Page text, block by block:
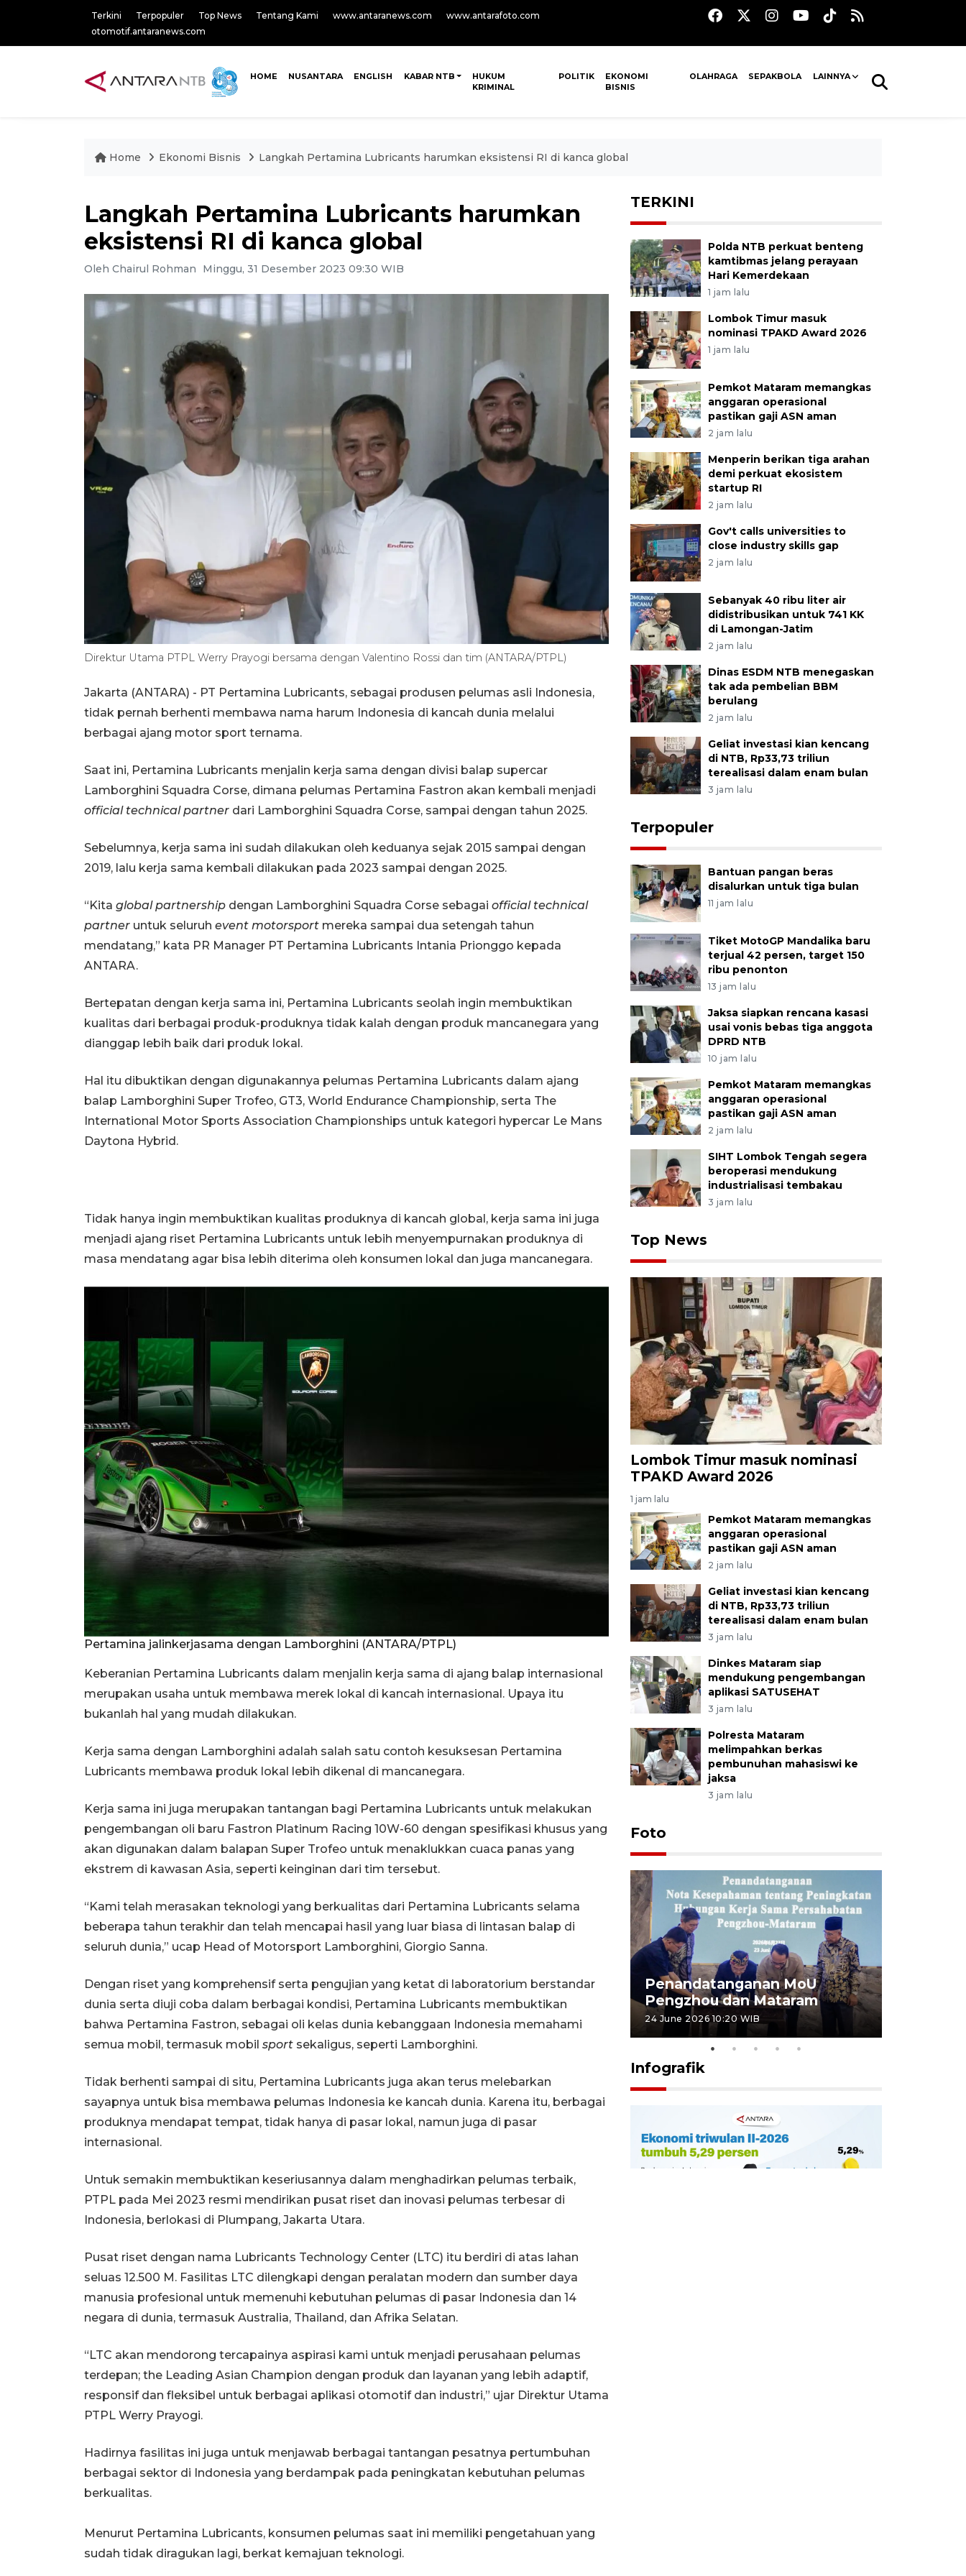
Terkini Terpopuler Top News Tentang Kami www.antaranews.com
www.antarafoto.com
otomotif.antaranews.com
HOME NUSANTARA ENGLISH KABAR NTB
HUKUM
KRIMINAL
POLITIK
EKONOMI
BISNIS
OLAHRAGA SEPAKBOLA LAINNYA
Home Ekonomi Bisnis Langkah Pertamina Lubricants harumkan eksistensi RI di kanca global
Langkah Pertamina Lubricants harumkan
eksistensi RI di kanca global
Oleh Chairul Rohman Minggu, 31 Desember 2023 09:30 WIB
Direktur Utama PTPL Werry Prayogi bersama dengan Valentino Rossi dan tim (ANTARA/PTPL)
Jakarta (ANTARA) - PT Pertamina Lubricants, sebagai produsen pelumas asli Indonesia,
tidak pernah berhenti membawa nama harum Indonesia di kancah dunia melalui
berbagai ajang motor sport ternama.
Saat ini, Pertamina Lubricants menjalin kerja sama dengan divisi balap supercar
Lamborghini Squadra Corse, dimana pelumas Pertamina Fastron akan kembali menjadi
official technical partner dari Lamborghini Squadra Corse, sampai dengan tahun 2025.
Sebelumnya, kerja sama ini sudah dilakukan oleh keduanya sejak 2015 sampai dengan
2019, lalu kerja sama kembali dilakukan pada 2023 sampai dengan 2025.
“Kita global partnership dengan Lamborghini Squadra Corse sebagai official technical
partner untuk seluruh event motorsport mereka sampai dua setengah tahun
mendatang,” kata PR Manager PT Pertamina Lubricants Intania Prionggo kepada
ANTARA.
Bertepatan dengan kerja sama ini, Pertamina Lubricants seolah ingin membuktikan
kualitas dari berbagai produk-produknya tidak kalah dengan produk mancanegara yang
dianggap lebih baik dari produk lokal.
Hal itu dibuktikan dengan digunakannya pelumas Pertamina Lubricants dalam ajang
balap Lamborghini Super Trofeo, GT3, World Endurance Championship, serta The
International Motor Sports Association Championships untuk kategori hypercar Le Mans
Daytona Hybrid.
Tidak hanya ingin membuktikan kualitas produknya di kancah global, kerja sama ini juga
menjadi ajang riset Pertamina Lubricants untuk lebih menyempurnakan produknya di
masa mendatang agar bisa lebih diterima oleh konsumen lokal dan juga mancanegara.
Pertamina jalinkerjasama dengan Lamborghini (ANTARA/PTPL)
Keberanian Pertamina Lubricants dalam menjalin kerja sama di ajang balap internasional
merupakan usaha untuk membawa merek lokal di kancah internasional. Upaya itu
bukanlah hal yang mudah dilakukan.
Kerja sama dengan Lamborghini adalah salah satu contoh kesuksesan Pertamina
Lubricants membawa produk lokal lebih dikenal di mancanegara.
Kerja sama ini juga merupakan tantangan bagi Pertamina Lubricants untuk melakukan
pengembangan oli baru Fastron Platinum Racing 10W-60 dengan spesifikasi khusus yang
akan digunakan dalam balapan Super Trofeo untuk menaklukkan cuaca panas yang
ekstrem di kawasan Asia, seperti keinginan dari tim tersebut.
“Kami telah merasakan teknologi yang berkualitas dari Pertamina Lubricants selama
beberapa tahun terakhir dan telah mencapai hasil yang luar biasa di lintasan balap di
seluruh dunia,” ucap Head of Motorsport Lamborghini, Giorgio Sanna.
Dengan riset yang komprehensif serta pengujian yang ketat di laboratorium berstandar
dunia serta diuji coba dalam berbagai kondisi, Pertamina Lubricants membuktikan
bahwa Pertamina Fastron, sebagai oli kelas dunia kebanggaan Indonesia memahami
semua mobil, termasuk mobil sport sekaligus, seperti Lamborghini.
Tidak berhenti sampai di situ, Pertamina Lubricants juga akan terus melebarkan
sayapnya untuk bisa membawa pelumas Indonesia ke kancah dunia. Karena itu, berbagai
produknya mendapat tempat, tidak hanya di pasar lokal, namun juga di pasar
internasional.
Untuk semakin membuktikan keseriusannya dalam menghadirkan pelumas terbaik,
PTPL pada Mei 2023 resmi mendirikan pusat riset dan inovasi pelumas terbesar di
Indonesia, berlokasi di Plumpang, Jakarta Utara.
Pusat riset dengan nama Lubricants Technology Center (LTC) itu berdiri di atas lahan
seluas 12.500 M. Fasilitas LTC dilengkapi dengan peralatan modern dan sumber daya
manusia profesional untuk memenuhi kebutuhan pelumas di pasar Indonesia dan 14
negara di dunia, termasuk Australia, Thailand, dan Afrika Selatan.
“LTC akan mendorong tercapainya aspirasi kami untuk menjadi perusahaan pelumas
terdepan; the Leading Asian Champion dengan produk dan layanan yang lebih adaptif,
responsif dan fleksibel untuk berbagai aplikasi otomotif dan industri,” ujar Direktur Utama
PTPL Werry Prayogi.
Hadirnya fasilitas ini juga untuk menjawab berbagai tantangan pesatnya pertumbuhan
berbagai sektor di Indonesia yang berdampak pada peningkatan kebutuhan pelumas
berkualitas.
Menurut Pertamina Lubricants, konsumen pelumas saat ini memiliki pengetahuan yang
sudah tidak diragukan lagi, berkat kemajuan teknologi.
TERKINI
Polda NTB perkuat benteng
kamtibmas jelang perayaan
Hari Kemerdekaan
1 jam lalu
Lombok Timur masuk
nominasi TPAKD Award 2026
1 jam lalu
Pemkot Mataram memangkas
anggaran operasional
pastikan gaji ASN aman
2 jam lalu
Menperin berikan tiga arahan
demi perkuat ekosistem
startup RI
2 jam lalu
Gov't calls universities to
close industry skills gap
2 jam lalu
Sebanyak 40 ribu liter air
didistribusikan untuk 741 KK
di Lamongan-Jatim
2 jam lalu
Dinas ESDM NTB menegaskan
tak ada pembelian BBM
berulang
2 jam lalu
Geliat investasi kian kencang
di NTB, Rp33,73 triliun
terealisasi dalam enam bulan
3 jam lalu
Terpopuler
Bantuan pangan beras
disalurkan untuk tiga bulan
11 jam lalu
Tiket MotoGP Mandalika baru
terjual 42 persen, target 150
ribu penonton
13 jam lalu
Jaksa siapkan rencana kasasi
usai vonis bebas tiga anggota
DPRD NTB
10 jam lalu
Pemkot Mataram memangkas
anggaran operasional
pastikan gaji ASN aman
2 jam lalu
SIHT Lombok Tengah segera
beroperasi mendukung
industrialisasi tembakau
3 jam lalu
Top News
Lombok Timur masuk nominasi
TPAKD Award 2026
1 jam lalu
Pemkot Mataram memangkas
anggaran operasional
pastikan gaji ASN aman
2 jam lalu
Geliat investasi kian kencang
di NTB, Rp33,73 triliun
terealisasi dalam enam bulan
3 jam lalu
Dinkes Mataram siap
mendukung pengembangan
aplikasi SATUSEHAT
3 jam lalu
Polresta Mataram
melimpahkan berkas
pembunuhan mahasiswi ke
jaksa
3 jam lalu
Foto
Sidang putusan terdakwa
pembunuhan Brigadir Nurhadi
10 March 2026 12:55 WIB
Penandatanganan MoU
Pengzhou dan Mataram
24 June 2026 10:20 WIB
Infografik
jalanan Jakarta